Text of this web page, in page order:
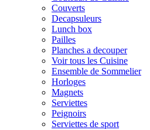
Couverts
Decapsuleurs
Lunch box
Pailles
Planches a decouper
Voir tous les Cuisine
Ensemble de Sommelier
Horloges
Magnets
Serviettes
Peignoirs
Serviettes de sport